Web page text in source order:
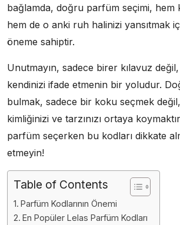
bağlamda, doğru parfüm seçimi, hem
hem de o anki ruh halinizi yansıtmak
öneme sahiptir.
Unutmayın, sadece birer kılavuz
kendinizi ifade etmenin bir yoludur.
bulmak, sadece bir koku seçmek
kimliğinizi ve tarzınızı ortaya
parfüm seçerken bu kodları dikkate
etmeyin!
Table of Contents
Parfüm Kodlarının Önemi
En Popüler Lelas Parfüm Kodları